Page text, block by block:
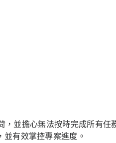
並擔心無法按時完成所有任
並有效掌控專案進度。